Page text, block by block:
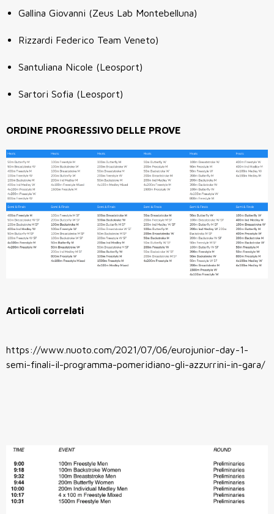
Gallina Giovanni (Zeus Lab Montebelluna)
Rizzardi Federico Team Veneto)
Santuliana Nicole (Leosport)
Sartori Sofia (Leosport)
ORDINE PROGRESSIVO DELLE PROVE
Articoli correlati
https://www.nuoto.com/2021/07/06/eurojunior-day-1-
semi-finali-il-programma-pomeridiano-gli-azzurrini-in-gara/